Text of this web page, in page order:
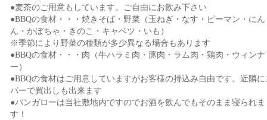
●麦茶のご用意もしています。ご自由にお飲み下さい
●BBQの食材・・・焼きそば・野菜（玉ねぎ・なす・ピーマン・にん
ん・かぼちゃ・きのこ・キャベツ・いも）
※季節により野菜の種類が多少異なる場合もあります
●BBQの食材・・・肉（牛ハラミ肉・豚肉・ラム肉・鶏肉・ウィンナ
ー）
●BBQの食材はご用意していますがお客様の持込み自由です。近隣に
パーで買出しも出来ます
●バンガローは当社敷地内ですのでお酒を飲んでもそのまま寝られま
す！